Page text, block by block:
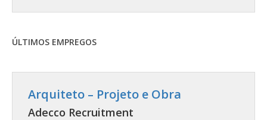
ÚLTIMOS EMPREGOS
Arquiteto – Projeto e Obra
Adecco Recruitment